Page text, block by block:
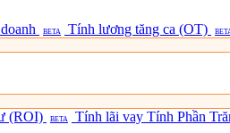
BETA Tính lương tăng ca (OT)
(ROI) BETA Tính lãi vay Tính Phần